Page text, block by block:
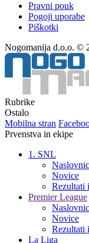
Pravni pouk
Pogoji uporabe
Piškotki
Nogomanija d.o.o. ©
Rubrike
Ostalo
Mobilna stran
Prvenstva in ekipe
1. SNL
Novice
Rezultati
Premier League
Novice
Rezultati
La Liga